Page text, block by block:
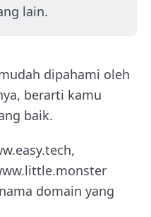
lain.
dipahami oleh
berarti kamu
baik.
domain yang